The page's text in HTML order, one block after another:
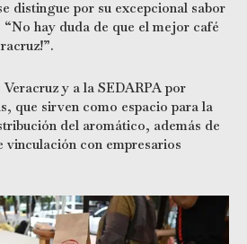
distingue por su excepcional sabor
hay duda de que el mejor café
y a la SEDARPA por
que sirven como espacio para la
del aromático, además de
vinculación con empresarios